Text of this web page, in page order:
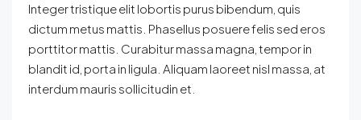
Integer tristique elit lobortis purus bibendum, quis
dictum metus mattis. Phasellus posuere felis sed eros
porttitor mattis. Curabitur massa magna, tempor in
blandit id, porta in ligula. Aliquam laoreet nisl massa, at
interdum mauris sollicitudin et.